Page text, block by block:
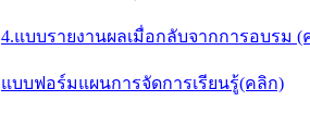
4.แบบรายงานผลเมื่อกลับจากการอบรม (
แบบฟอร์มแผนการจัดการเรียนรู้(คลิก)